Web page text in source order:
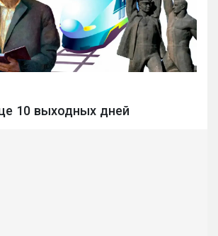
10 выходных дней